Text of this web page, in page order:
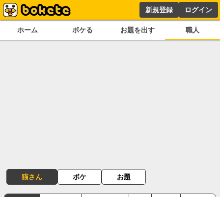
新規登録 ログイン
ホーム ボケる お題を出す 職人
猫さん ボケ お題